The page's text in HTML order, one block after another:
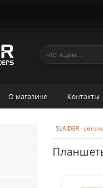
О магазине Контакты
SLAIDER - сеть